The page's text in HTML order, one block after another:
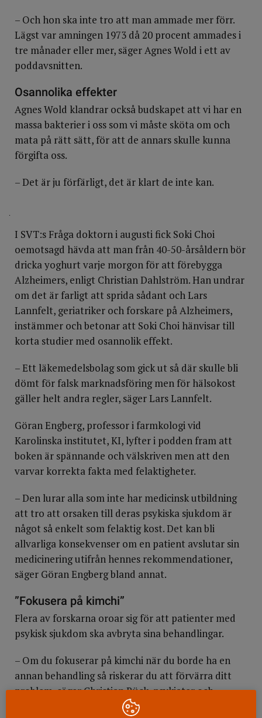
– Och hon ska inte tro att man ammade mer förr.
Lägst var amningen 1973 då 20 procent ammades i
tre månader eller mer, säger Agnes Wold i ett av
poddavsnitten.
Osannolika effekter
Agnes Wold klandrar också budskapet att vi har en
massa bakterier i oss som vi måste sköta om och
mata på rätt sätt, för att de annars skulle kunna
förgifta oss.
– Det är ju förfärligt, det är klart de inte kan.
.
I SVT:s Fråga doktorn i augusti fick Soki Choi
oemotsagd hävda att man från 40-50-årsåldern bör
dricka yoghurt varje morgon för att förebygga
Alzheimers, enligt Christian Dahlström. Han undrar
om det är farligt att sprida sådant och Lars
Lannfelt, geriatriker och forskare på Alzheimers,
instämmer och betonar att Soki Choi hänvisar till
korta studier med osannolik effekt.
– Ett läkemedelsbolag som gick ut så där skulle bli
dömt för falsk marknadsföring men för hälsokost
gäller helt andra regler, säger Lars Lannfelt.
Göran Engberg, professor i farmkologi vid
Karolinska institutet, KI, lyfter i podden fram att
boken är spännande och välskriven men att den
varvar korrekta fakta med felaktigheter.
– Den lurar alla som inte har medicinsk utbildning
att tro att orsaken till deras psykiska sjukdom är
något så enkelt som felaktig kost. Det kan bli
allvarliga konsekvenser om en patient avslutar sin
medicinering utifrån hennes rekommendationer,
säger Göran Engberg bland annat.
”Fokusera på kimchi”
Flera av forskarna oroar sig för att patienter med
psykisk sjukdom ska avbryta sina behandlingar.
– Om du fokuserar på kimchi när du borde ha en
annan behandling så riskerar du att förvärra ditt
problem, säger Christian Rück, psykiater och
forskare på KI, i podden, och kallar det för